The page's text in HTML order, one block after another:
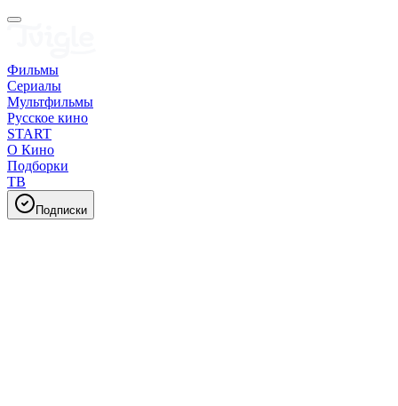
Фильмы
Сериалы
Мультфильмы
Русское кино
START
О Кино
Подборки
ТВ
Подписки